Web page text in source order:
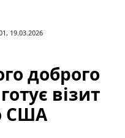
19.03.2026
доброго
візит
США